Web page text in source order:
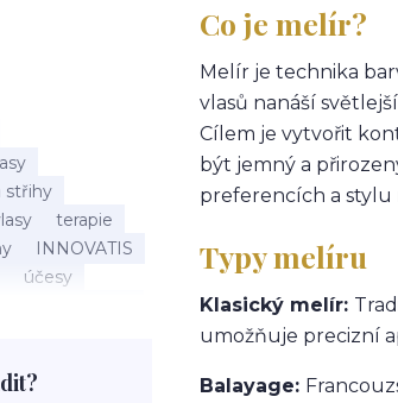
střihy
terapie
INNOVATIS
účesy
ochrana
Co je melír?
Melír je technika
vlasů nanáší
Cílem je vytvořit
být jemný a
preferencích a stylu
Typy melíru
Klasický melír:
umožňuje precizní
Balayage: